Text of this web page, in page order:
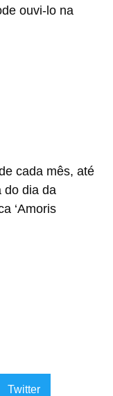
ouvi-lo na
cada mês, até
do dia da
‘Amoris
Twitter